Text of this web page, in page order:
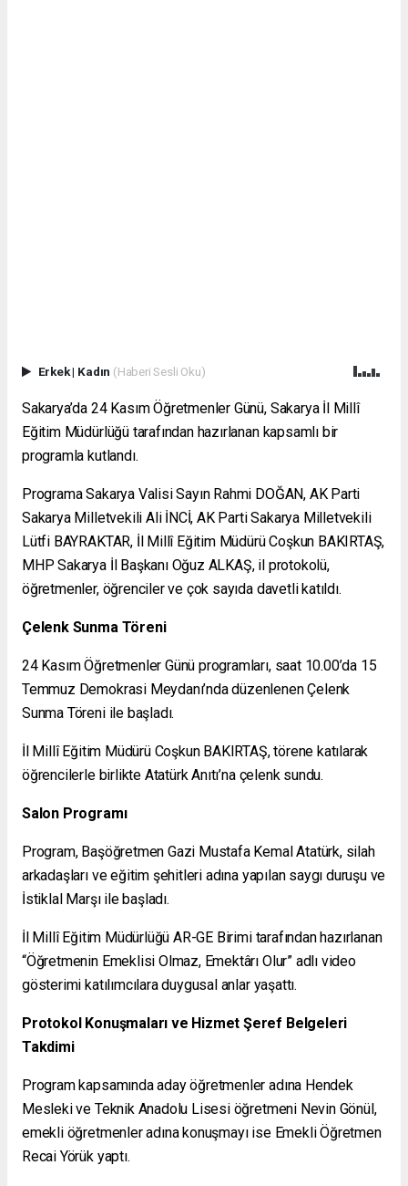
Erkek| Kadın (Haberi Sesli Oku)
Sakarya’da 24 Kasım Öğretmenler Günü, Sakarya İl Millî
Eğitim Müdürlüğü tarafından hazırlanan kapsamlı bir
programla kutlandı.
Programa Sakarya Valisi Sayın Rahmi DOĞAN, AK Parti
Sakarya Milletvekili Ali İNCİ, AK Parti Sakarya Milletvekili
Lütfi BAYRAKTAR, İl Millî Eğitim Müdürü Coşkun BAKIRTAŞ,
MHP Sakarya İl Başkanı Oğuz ALKAŞ, il protokolü,
öğretmenler, öğrenciler ve çok sayıda davetli katıldı.
Çelenk Sunma Töreni
24 Kasım Öğretmenler Günü programları, saat 10.00’da 15
Temmuz Demokrasi Meydanı’nda düzenlenen Çelenk
Sunma Töreni ile başladı.
İl Millî Eğitim Müdürü Coşkun BAKIRTAŞ, törene katılarak
öğrencilerle birlikte Atatürk Anıtı’na çelenk sundu.
Salon Programı
Program, Başöğretmen Gazi Mustafa Kemal Atatürk, silah
arkadaşları ve eğitim şehitleri adına yapılan saygı duruşu ve
İstiklal Marşı ile başladı.
İl Millî Eğitim Müdürlüğü AR-GE Birimi tarafından hazırlanan
“Öğretmenin Emeklisi Olmaz, Emektârı Olur” adlı video
gösterimi katılımcılara duygusal anlar yaşattı.
Protokol Konuşmaları ve Hizmet Şeref Belgeleri
Takdimi
Program kapsamında aday öğretmenler adına Hendek
Mesleki ve Teknik Anadolu Lisesi öğretmeni Nevin Gönül,
emekli öğretmenler adına konuşmayı ise Emekli Öğretmen
Recai Yörük yaptı.